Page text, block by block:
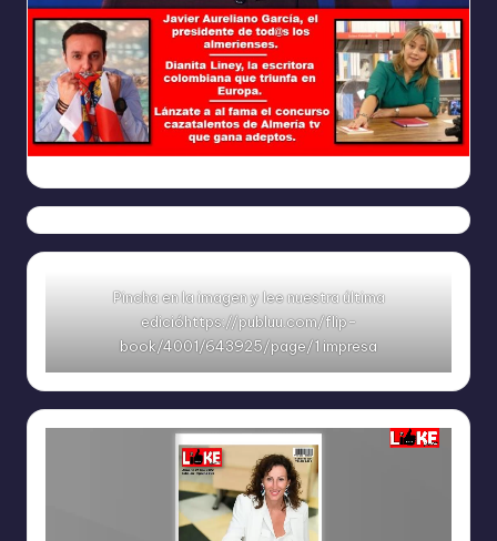
Ya
Pincha en la imagen y lee nuestra última
edicióhttps://publuu.com/flip-
book/4001/643925/page/1 impresa